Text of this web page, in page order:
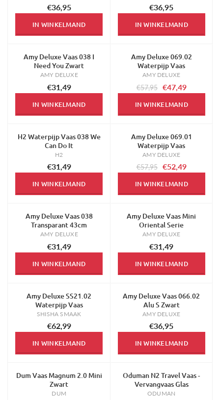
€36,95
IN WINKELMAND
€36,95
IN WINKELMAND
Amy Deluxe Vaas 038 I
Need You Zwart
AMY DELUXE
€31,49
IN WINKELMAND
-18%Amy Deluxe 069.02
Waterpijp Vaas
AMY DELUXE
€57,95 €47,49
IN WINKELMAND
H2 Waterpijp Vaas 038 We
Can Do It
H2
€31,49
IN WINKELMAND
Amy Deluxe 069.01
Waterpijp Vaas
AMY DELUXE
€57,95 €52,49
IN WINKELMAND
Amy Deluxe Vaas 038
Transparant 43cm
AMY DELUXE
€31,49
IN WINKELMAND
Amy Deluxe Vaas Mini
Oriental Serie
AMY DELUXE
€31,49
IN WINKELMAND
Amy Deluxe SS21.02
Waterpijp Vaas
SHISHA SMAAK
€62,99
IN WINKELMAND
Amy Deluxe Vaas 066.02
Alu S Zwart
AMY DELUXE
€36,95
IN WINKELMAND
Dum Vaas Magnum 2.0 Mini
Zwart
DUM
Oduman N2 Travel Vaas -
Vervangvaas Glas
ODUMAN